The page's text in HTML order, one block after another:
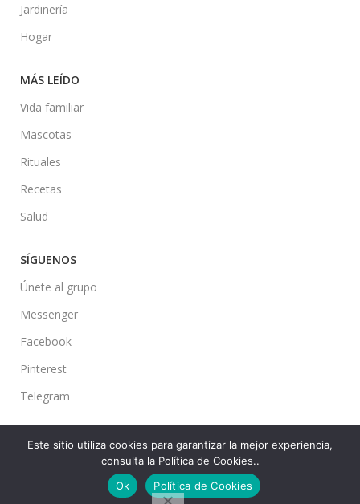
Jardinería
Hogar
MÁS LEÍDO
Vida familiar
Mascotas
Rituales
Recetas
Salud
SÍGUENOS
Únete al grupo
Messenger
Facebook
Pinterest
Telegram
2022 Created ByCMS. Premium Blog Solutions.
Este sitio utiliza cookies para garantizar la mejor experiencia,
consulta la Política de Cookies..
Ok
Política de Cookies